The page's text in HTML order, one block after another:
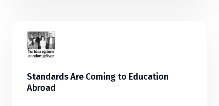
Standards Are Coming to Education
Abroad